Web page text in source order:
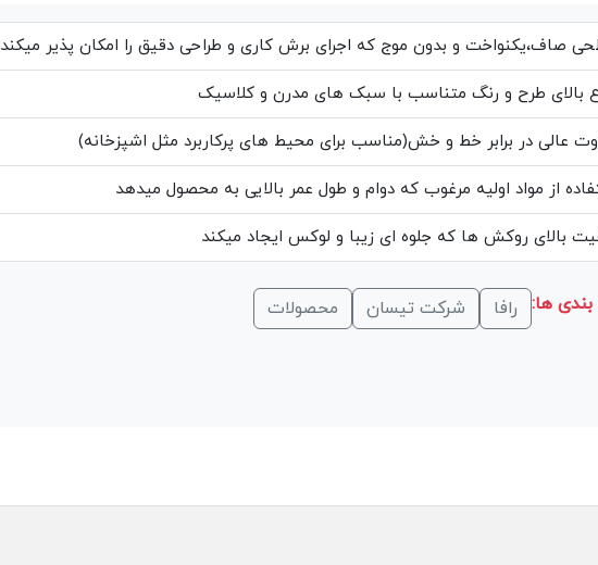
صاف،یکنواخت و بدون موج که اجرای برش کاری و طراحی دقیق را امکان پذیر میکند
بالای طرح و رنگ متناسب با سبک های مدرن و کلاسیک
عالی در برابر خط و خش(مناسب برای محیط های پرکاربرد مثل اشپزخانه)
از مواد اولیه مرغوب که دوام و طول عمر بالایی به محصول میدهد
بالای روکش ها که جلوه ای زیبا و لوکس ایجاد میکند
ها: رافا شرکت تیسان محصولات